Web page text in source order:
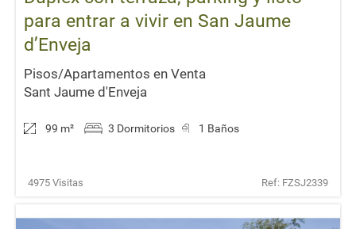
para entrar a vivir en San Jaume
d’Enveja
Pisos/Apartamentos en Venta
Sant Jaume d'Enveja
99 m² 3 Dormitorios 1 Baños
4975 Visitas Ref: FZSJ2339